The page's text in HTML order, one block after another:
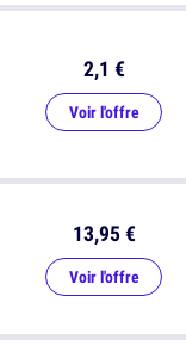
2,1 €
Voir l'offre
13,95 €
Voir l'offre